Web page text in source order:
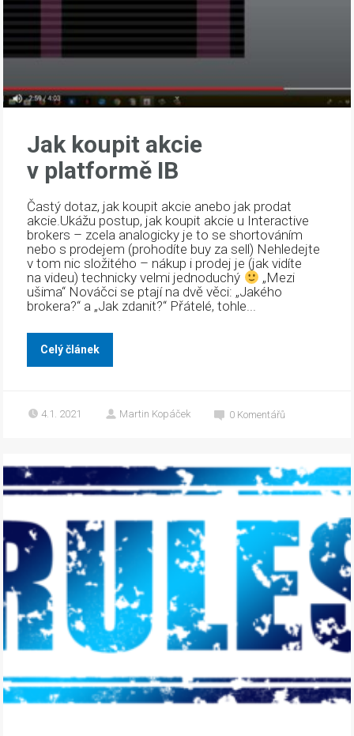
Jak koupit akcie
v platformě IB
Častý dotaz, jak koupit akcie anebo jak prodat
akcie.Ukážu postup, jak koupit akcie u Interactive
brokers – zcela analogicky je to se shortováním
nebo s prodejem (prohodíte buy za sell) Nehledejte
v tom nic složitého – nákup i prodej je (jak vidíte
na videu) technicky velmi jednoduchý
„Mezi
ušima“ Nováčci se ptají na dvě věci: „Jakého
brokera?“ a „Jak zdanit?“ Přátelé, tohle...
Celý článek
4.1. 2021 Martin Kopáček 0 Komentářů